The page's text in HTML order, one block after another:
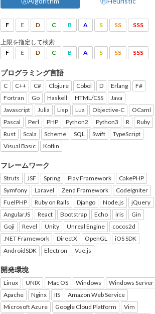
F E D C B A S SS SSS
上限を指定して検索
F
E D C B A S SS SSS
プログラミング言語
C C++ C# Clojure Cobol D Erlang
F#
Fortran
Go Haskell HTML/CSS
Java
Javascript
Julia Lisp Lua Objective-C
OCaml
Pascal
Perl PHP Python2 Python3 R
Ruby
Rust
Scala Scheme SQL Swift
TypeScript
Visual Basic
Kotlin
フレームワーク
Struts JSF Spring Play Framework
CakePHP
Symfony
Laravel Zend Framework
CodeIgniter
FuelPHP
Ruby on Rails Django Node.js
jQuery
AngularJS
React Bootstrap Echo iris
Gin
Goji
Revel Unity Unreal Engine
cocos2d
.NET Framework
DirectX OpenGL
iOS SDK
AndroidSDK
Electron Vue.js
開発環境
Linux UNIX Mac OS Windows
Windows Server
Apache
Nginx IIS
Amazon Web Service
Microsoft Azure
Google Cloud Platform
Vim